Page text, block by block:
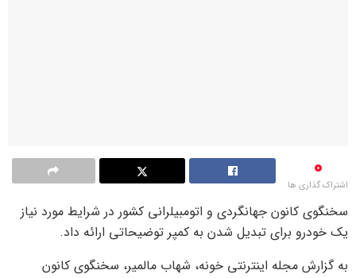
0
اشتراک گذاری ها
سخنگوی کانون جهانگردی و اتومبیلرانی کشور در شرایط مورد نیاز
یک خودرو برای تبدیل شدن به کمپر توضیحاتی ارائه داد.
به گزارش مجله اینترنتی خونه، شهاب مالمیر، سخنگوی کانون